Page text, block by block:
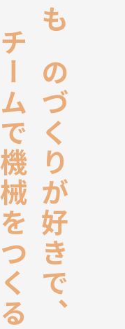
ものづくりが好きで、
チームで機械をつくる